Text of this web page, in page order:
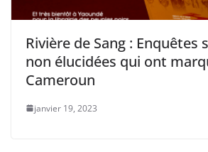
Rivière de Sang : Enquêtes
non élucidées qui ont
Cameroun
janvier 19, 2023